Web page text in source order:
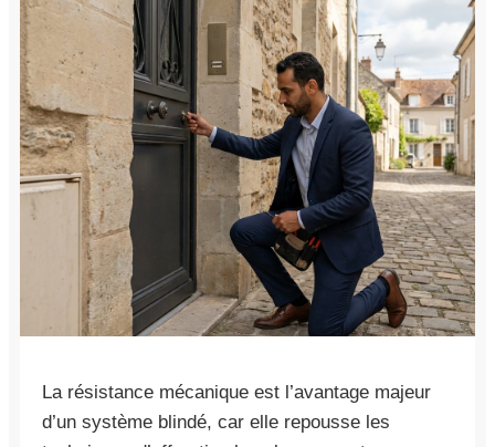
La résistance mécanique est l’avantage majeur
d’un système blindé, car elle repousse les